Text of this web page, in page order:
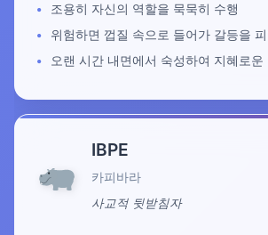
조용히 자신의 역할을 묵묵히 수행
위험하면 껍질 속으로 들어가 갈등을
오랜 시간 내면에서 숙성하여 지혜로운
IBPE
카피바라
사교적 뒷받침자